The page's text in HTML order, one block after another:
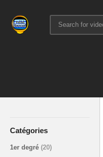
Catégories
1er degré (20)